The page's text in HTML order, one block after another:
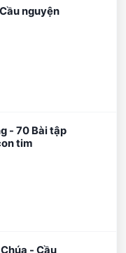
nguyện
- 70 Bài tập
tim
- Cầu